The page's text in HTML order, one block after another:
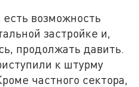
возможность
застройке и,
продолжать давить.
к штурму
частного сектора,